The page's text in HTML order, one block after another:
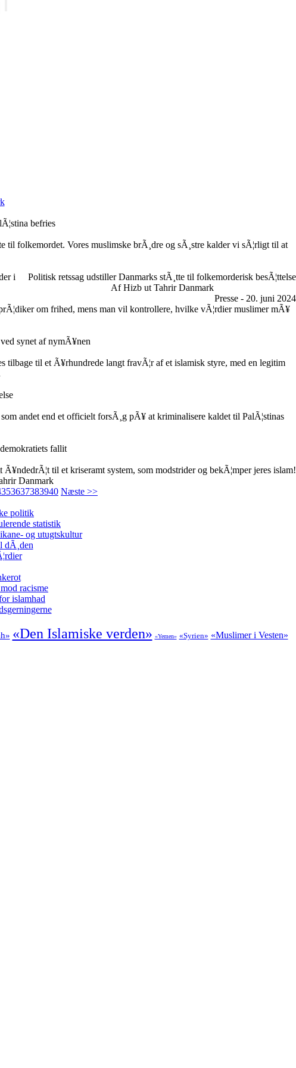
befries
til folkemordet. Vores muslimske brÃ¸dre og sÃ¸stre kalder vi sÃ¦rligt til at
Politisk retssag udstiller Danmarks stÃ¸tte til folkemorderisk besÃ¦ttelse
Af Hizb ut Tahrir Danmark
Presse - 20. juni 2024
i
om frihed, mens man vil kontrollere, hvilke vÃ¦rdier muslimer mÃ¥
synet af nymÃ¥nen
til et Ã¥rhundrede langt fravÃ¦r af et islamisk styre, med en legitim
andet end et officielt forsÃ¸g pÃ¥ at kriminalisere kaldet til PalÃ¦stinas
fallit
til et kriseramt system, som modstrider og bekÃ¦mper jeres islam!
Danmark
353637383940 Næste >>
politik
statistik
og utugtskultur
dÃ¸den
racisme
islamhad
«Den Islamiske verden» «Yemen» «Syrien» «Muslimer i Vesten»